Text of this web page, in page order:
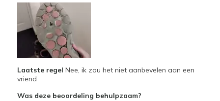
Comfortable
Minpunten
Wear Out Quickly
Beste toepassingen
Laatste regel Nee, ik zou het niet aanbevelen aan een
vriend
Was deze beoordeling behulpzaam?